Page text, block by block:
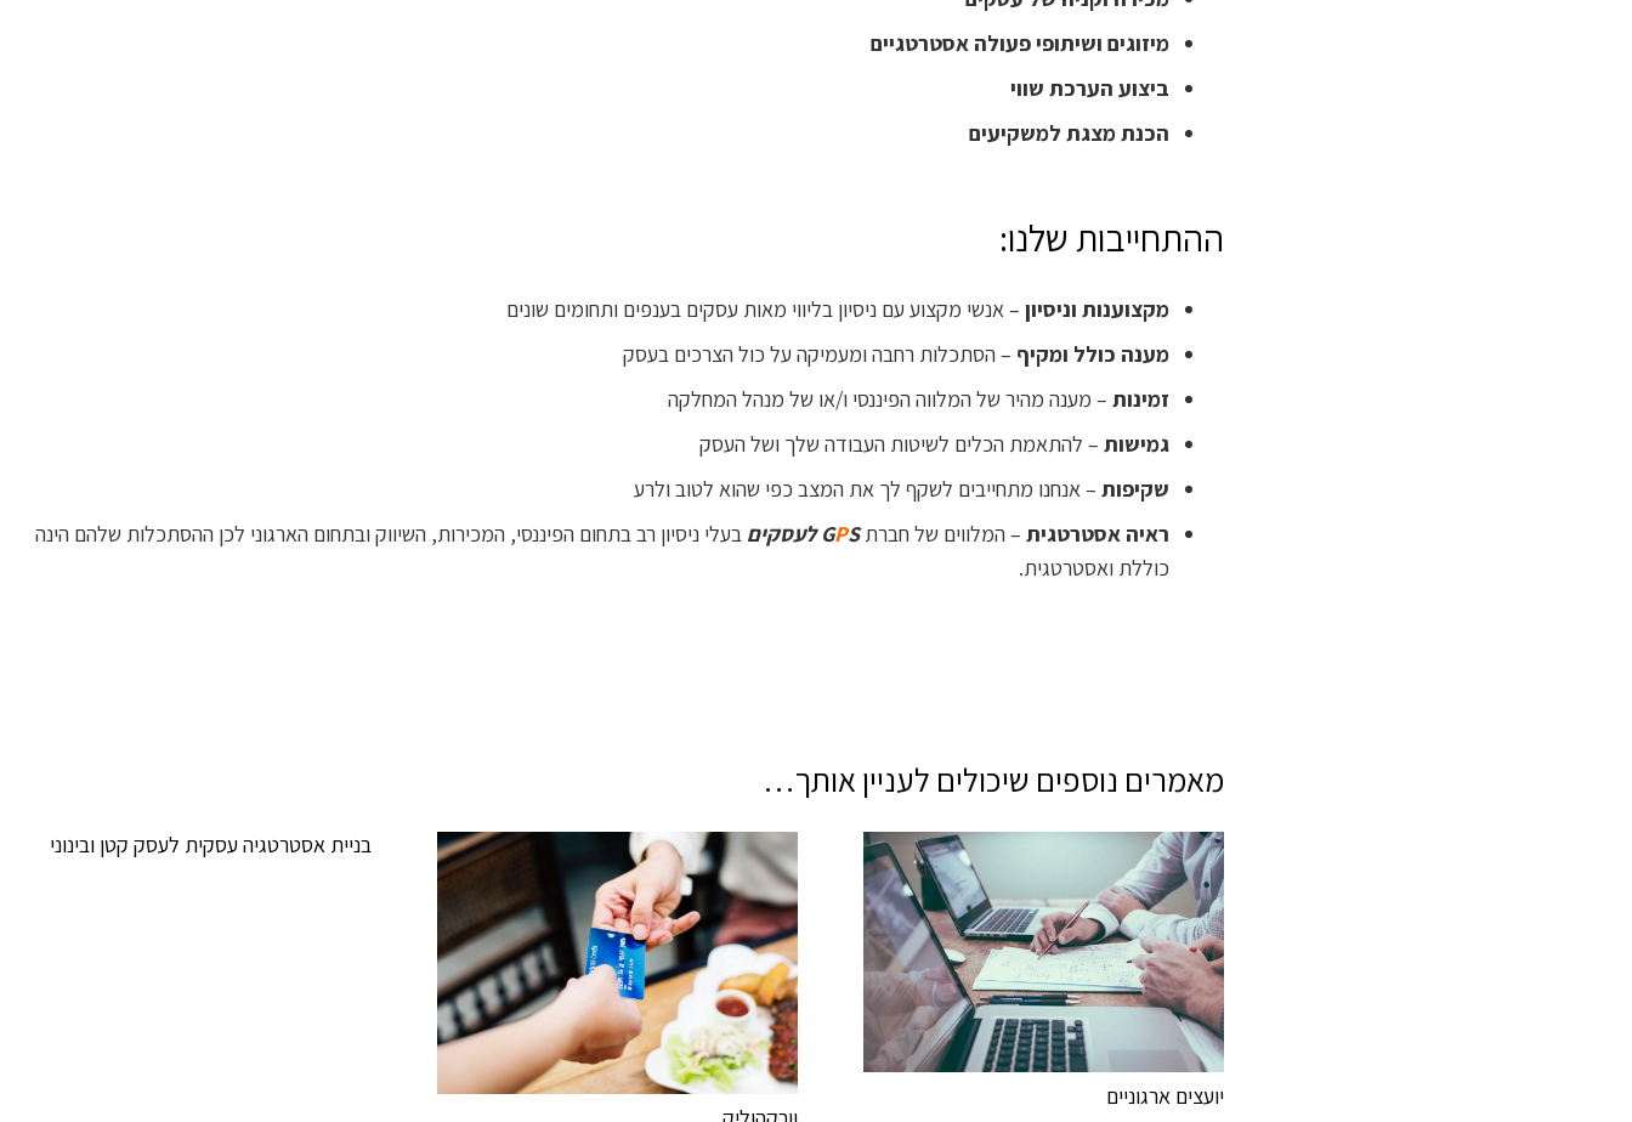
מיזוגים ושיתופי פעולה אסטרטגיים
ביצוע הערכת שווי
הכנת מצגת למשקיעים
ההתחייבות שלנו:
מקצוענות וניסיון – אנשי מקצוע עם ניסיון בליווי מאות עסקים בענפים ותחומים שונים
מענה כולל ומקיף – הסתכלות רחבה ומעמיקה על כול הצרכים בעסק
זמינות – מענה מהיר של המלווה הפיננסי ו/או של מנהל המחלקה
גמישות – להתאמת הכלים לשיטות העבודה שלך ושל העסק
שקיפות – אנחנו מתחייבים לשקף לך את המצב כפי שהוא לטוב ולרע
ראיה אסטרטגית – המלווים של חברת GPS לעסקים
בעלי ניסיון רב בתחום הפיננסי, המכירות, השיווק ובתחום הארגוני לכן ההסתכלות שלהם הינה
כוללת ואסטרטגית.
מאמרים נוספים שיכולים לעניין אותך…
יועצים ארגוניים
בניית אסטרטגיה עסקית לעסק קטן ובינוני